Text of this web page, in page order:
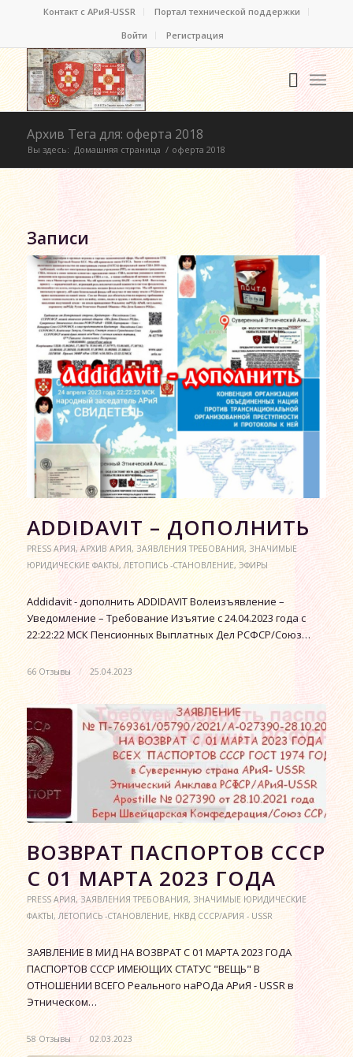
Контакт c АРиЯ-USSR
Портал технической поддержки
Войти
Регистрация
Архив Тега для: оферта 2018
Вы здесь: Домашняя страница / оферта 2018
Записи
АDDIDAVIT – ДОПОЛНИТЬ
PRESS АРИЯ, АРХИВ АРИЯ,ЗАЯВЛЕНИЯ ТРЕБОВАНИЯ,ЗНАЧИМЫЕ
ЮРИДИЧЕСКИЕ ФАКТЫ,ЛЕТОПИСЬ -СТАНОВЛЕНИЕ,ЭФИРЫ
Аddidavit - дополнить ADDIDAVIT Волеизъявление –
Уведомление – Требование Изъятие с 24.04.2023 года с
22:22:22 МСК Пенсионных Выплатных Дел РСФСР/Союз…
66 Отзывы / 25.04.2023
ВОЗВРАТ ПАСПОРТОВ СССР
С 01 МАРТА 2023 ГОДА
PRESS АРИЯ, ЗАЯВЛЕНИЯ ТРЕБОВАНИЯ,ЗНАЧИМЫЕ ЮРИДИЧЕСКИЕ
ФАКТЫ,ЛЕТОПИСЬ -СТАНОВЛЕНИЕ,НКВД СССР/АРИЯ - USSR
ЗАЯВЛЕНИЕ В МИД НА ВОЗВРАТ С 01 МАРТА 2023 ГОДА
ПАСПОРТОВ СССР ИМЕЮЩИХ СТАТУС "ВЕЩЬ" В
ОТНОШЕНИИ ВСЕГО Реального наРОДа АРиЯ - USSR в
Этническом…
58 Отзывы / 02.03.2023